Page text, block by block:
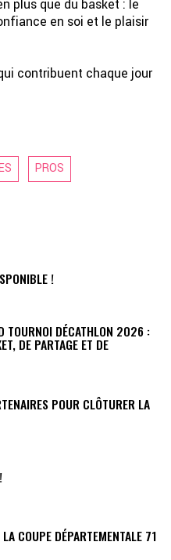
plus que du basket : le
en soi et le plaisir
contribuent chaque jour
PROS
!
TOURNOI DÉCATHLON 2026 :
DE PARTAGE ET DE
POUR CLÔTURER LA
COUPE DÉPARTEMENTALE 71